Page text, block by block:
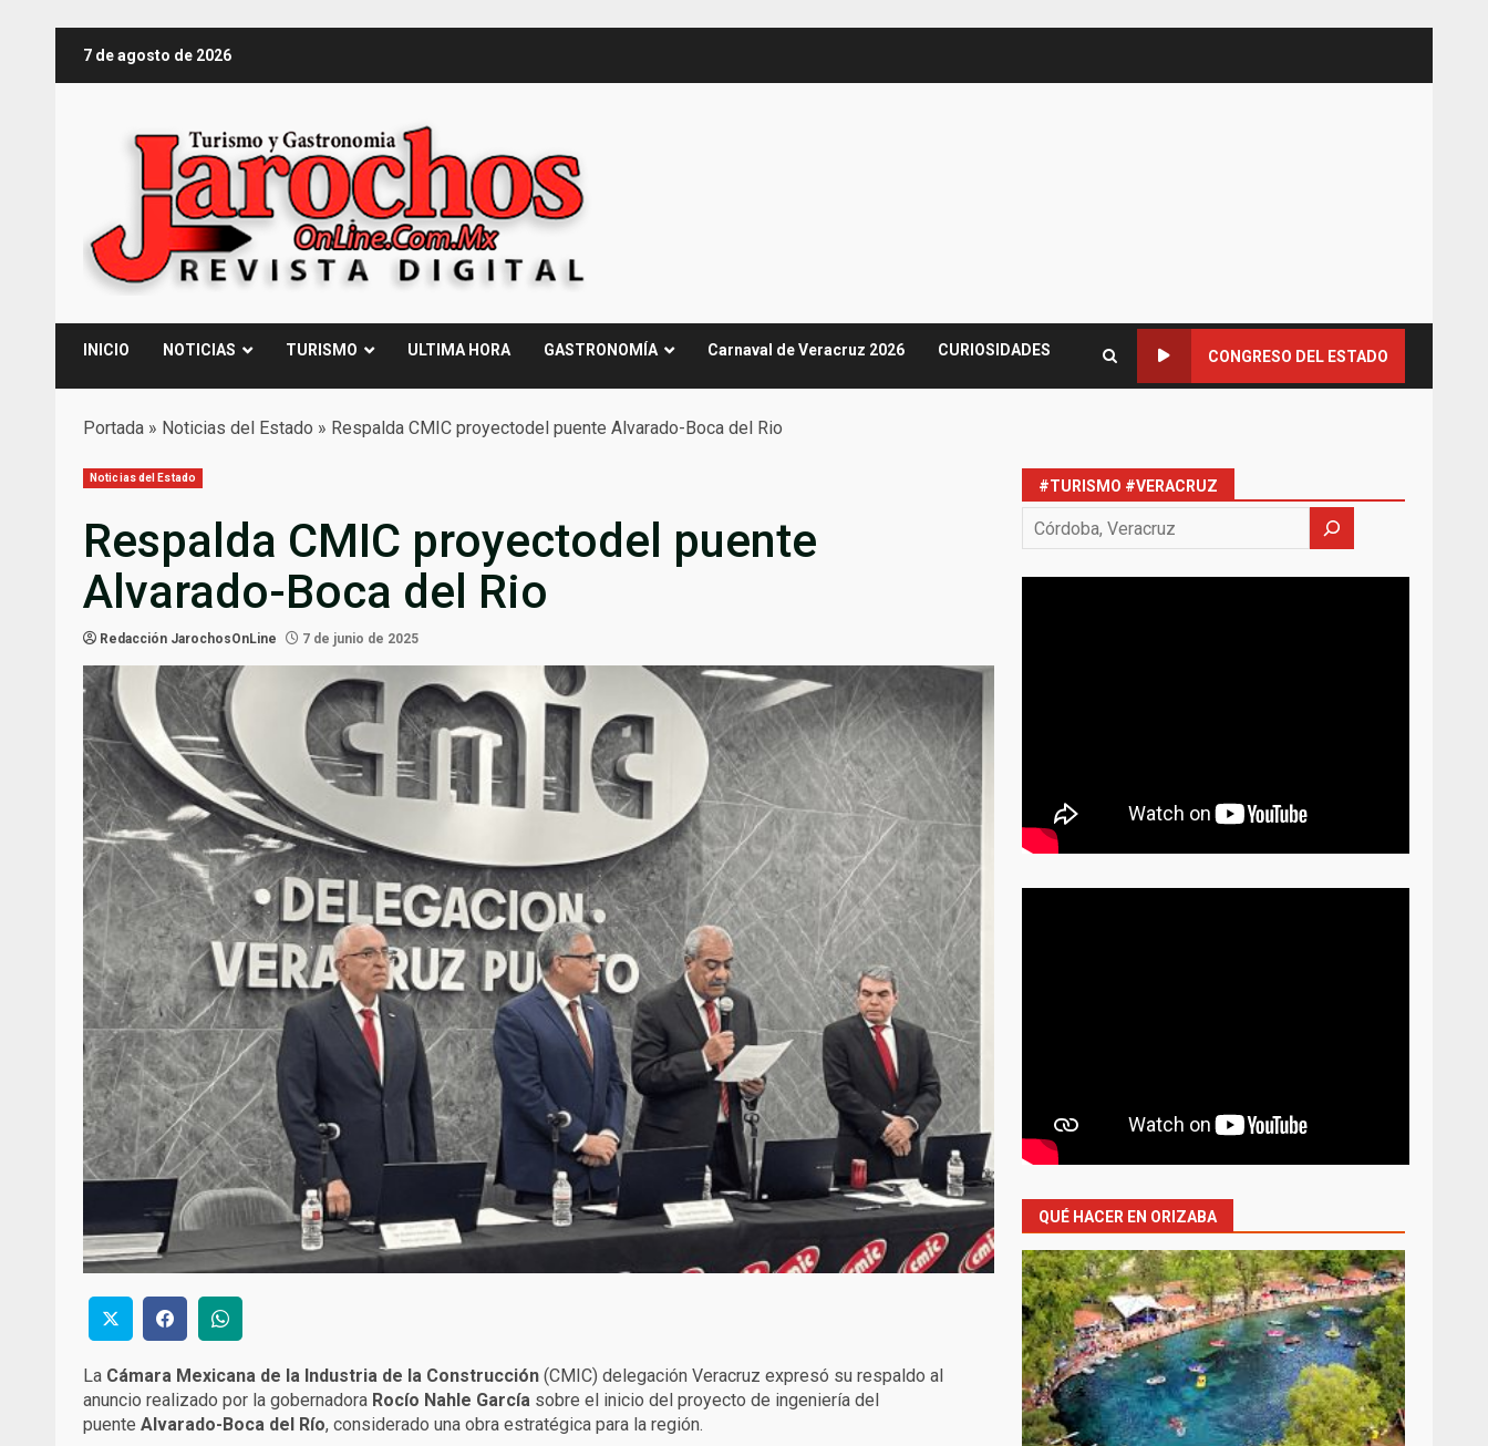
contenido
7 de agosto de 2026
INICIO NOTICIAS TURISMO ULTIMA HORA GASTRONOMÍA Carnaval de Veracruz 2026 CURIOSIDADES CONGRESO DEL ESTADO
Portada » Noticias del Estado » Respalda CMIC proyectodel puente Alvarado-Boca del Rio
Noticias del Estado
Respalda CMIC proyectodel puente
Alvarado-Boca del Rio
Redacción JarochosOnLine 7 de junio de 2025
La Cámara Mexicana de la Industria de la Construcción (CMIC) delegación Veracruz expresó su respaldo al
anuncio realizado por la gobernadora Rocío Nahle García sobre el inicio del proyecto de ingeniería del
puente Alvarado-Boca del Río, considerado una obra estratégica para la región.
#TURISMO #VERACRUZ
QUÉ HACER EN ORIZABA